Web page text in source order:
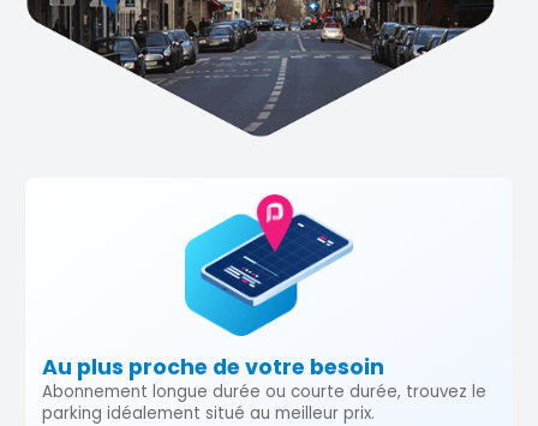
Au plus proche de votre besoin
Abonnement longue durée ou courte durée, trouvez le
parking idéalement situé au meilleur prix.